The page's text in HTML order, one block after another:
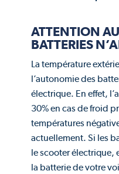
ATTENTION
BATTERIES
La température
l’autonomie des
électrique. En effet,
30% en cas de froid
températures
actuellement. Si les
le scooter électrique,
la batterie de votre